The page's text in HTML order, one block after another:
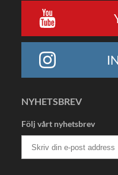
NYHETSBREV
Följ vårt nyhetsbrev